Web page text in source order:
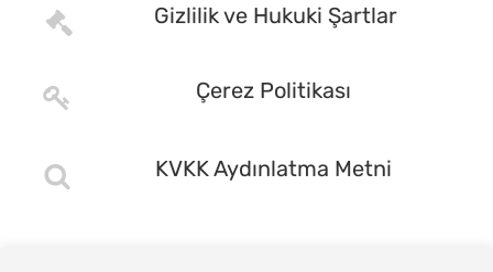
Gizlilik ve Hukuki Şartlar
Çerez Politikası
KVKK Aydınlatma Metni